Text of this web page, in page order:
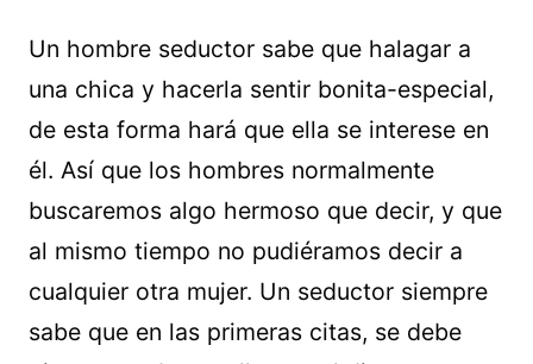
Un hombre seductor sabe que halagar a
una chica y hacerla sentir bonita-especial,
de esta forma hará que ella se interese en
él. Así que los hombres normalmente
buscaremos algo hermoso que decir, y que
al mismo tiempo no pudiéramos decir a
cualquier otra mujer. Un seductor siempre
sabe que en las primeras citas, se debe